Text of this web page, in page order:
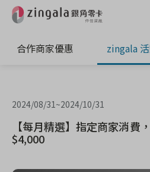
合作商家優惠 zingala
2024/08/31 ~2024/10/31
【每月精選】指定商家消費
$4,000